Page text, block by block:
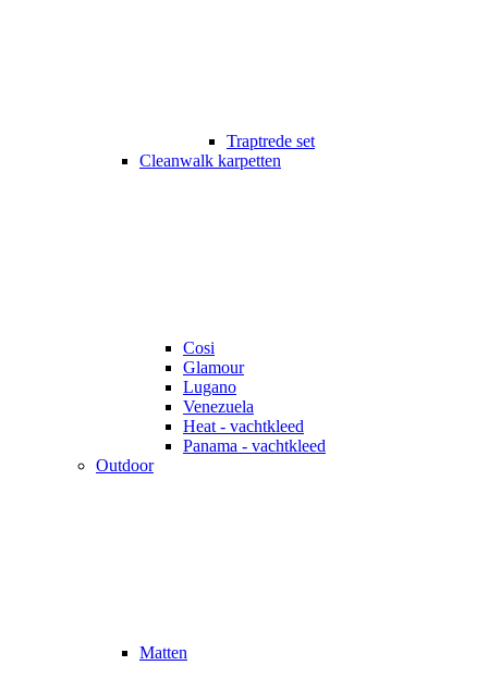
Traptrede set
Cleanwalk karpetten
Cosi
Glamour
Lugano
Venezuela
Heat - vachtkleed
Panama - vachtkleed
Outdoor
Matten